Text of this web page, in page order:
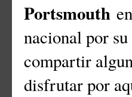
Portsmouth
nacional por
compartir
disfrutar por